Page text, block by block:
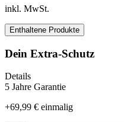
inkl. MwSt.
Enthaltene Produkte
Dein Extra-Schutz
Details
5 Jahre Garantie
+69,99 € einmalig